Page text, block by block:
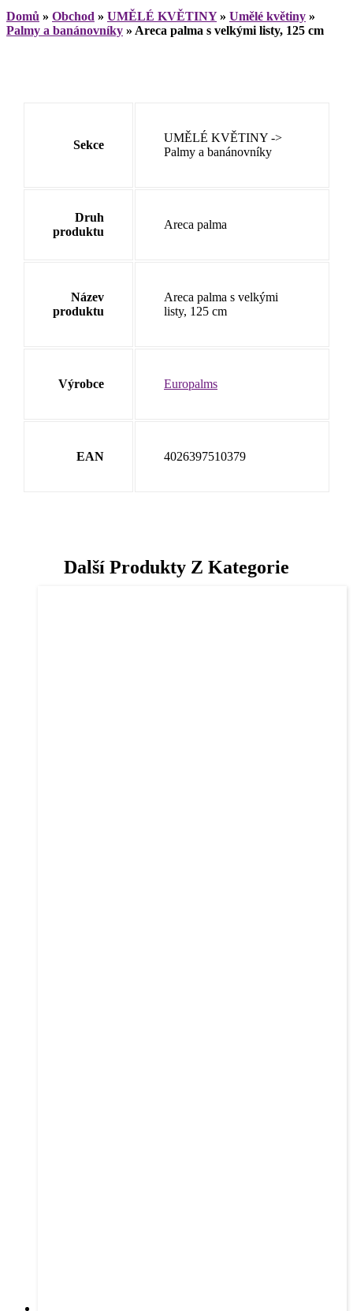
Domů » Obchod » UMĚLÉ KVĚTINY» Umělé květiny »
Palmy a banánovníky » Areca palma s velkými listy, 125 cm
Sekce
UMĚLÉ KVĚTINY ->
Palmy a banánovníky
Druh
produktu
Areca palma
Název
produktu
Areca palma s velkými
listy, 125 cm
Výrobce Europalms
EAN 4026397510379
Další Produkty Z Kategorie